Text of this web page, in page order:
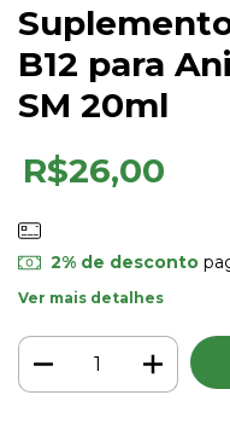
B12 para
SM 20ml
R$26,00
2% de desconto
Ver mais detalhes